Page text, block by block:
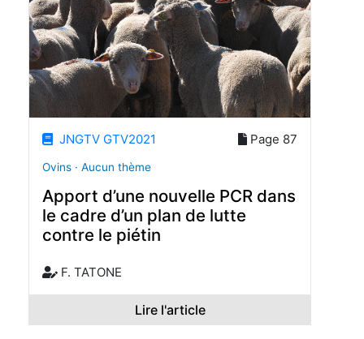
JNGTV GTV2021 Page 87
Ovins · Aucun thème
Apport d’une nouvelle PCR dans
le cadre d’un plan de lutte
contre le piétin
F. TATONE
Lire l'article